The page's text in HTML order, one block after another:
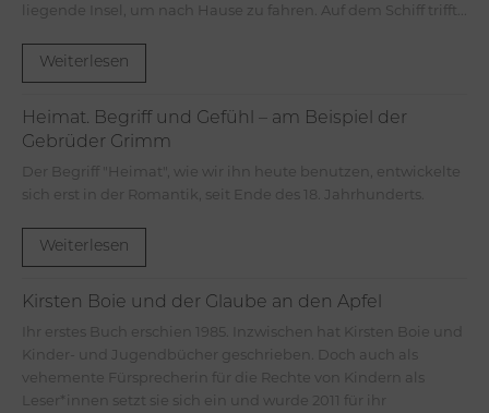
liegende Insel, um nach Hause zu fahren. Auf dem Schiff trifft...
Weiterlesen
Heimat. Begriff und Gefühl – am Beispiel der
Gebrüder Grimm
Der Begriff "Heimat", wie wir ihn heute benutzen, entwickelte
sich erst in der Romantik, seit Ende des 18. Jahrhunderts.
Weiterlesen
Kirsten Boie und der Glaube an den Apfel
Ihr erstes Buch erschien 1985. Inzwischen hat Kirsten Boie und
Kinder- und Jugendbücher geschrieben. Doch auch als
vehemente Fürsprecherin für die Rechte von Kindern als
Leser*innen setzt sie sich ein und wurde 2011 für ihr